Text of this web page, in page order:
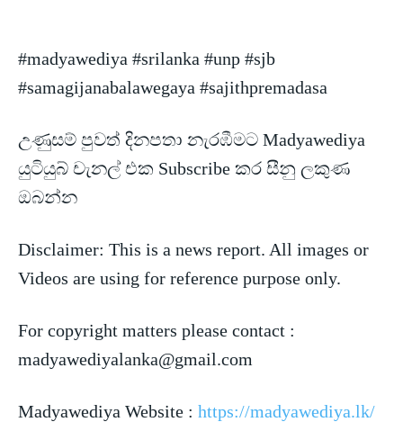
#madyawediya #srilanka #unp #sjb
#samagijanabalawegaya #sajithpremadasa
උණුසම් පුවත් දිනපතා නැරඹීමට Madyawediya
යුටියුබ් චැනල් එක Subscribe කර සීනු ලකුණ
ඔබන්න
Disclaimer: This is a news report. All images or
Videos are using for reference purpose only.
For copyright matters please contact :
madyawediyalanka@gmail.com
Madyawediya Website : https://madyawediya.lk/